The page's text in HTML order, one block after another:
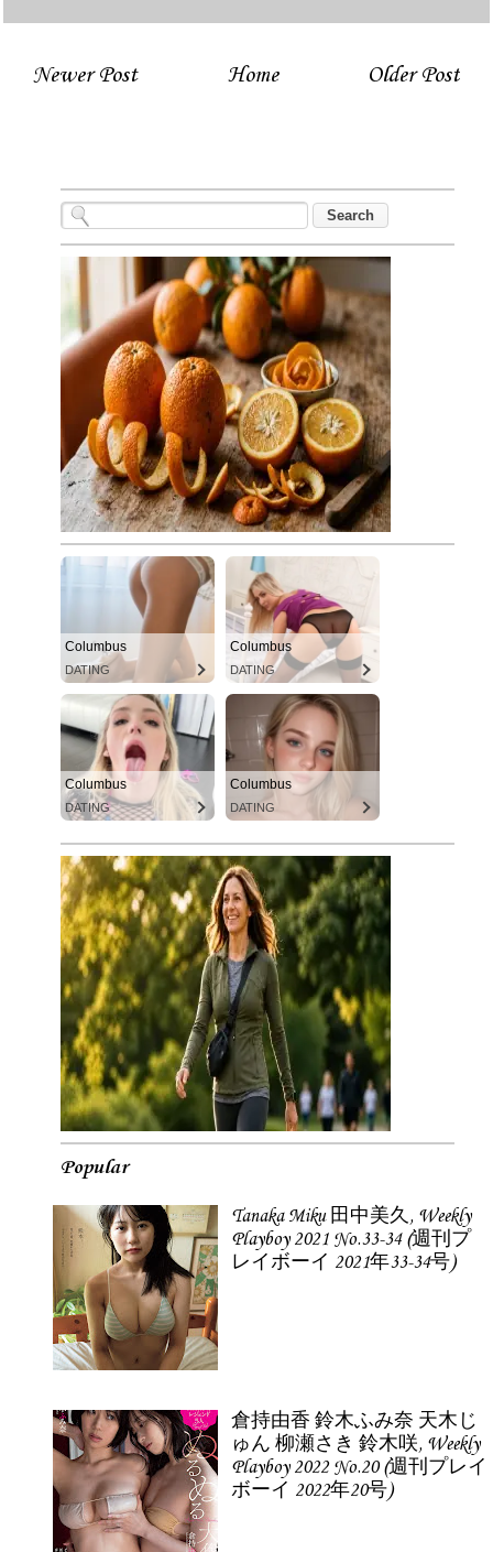
Newer Post Older Post
Home
Columbus
DATING
Columbus
DATING
Columbus
DATING
Columbus
DATING
Popular
Tanaka Miku 田中美久, Weekly
Playboy 2021 No.33-34 (週刊プ
レイボーイ 2021年33-34号)
倉持由香 鈴木ふみ奈 天木じ
ゅん 柳瀬さき 鈴木咲, Weekly
Playboy 2022 No.20 (週刊プレイ
ボーイ 2022年20号)